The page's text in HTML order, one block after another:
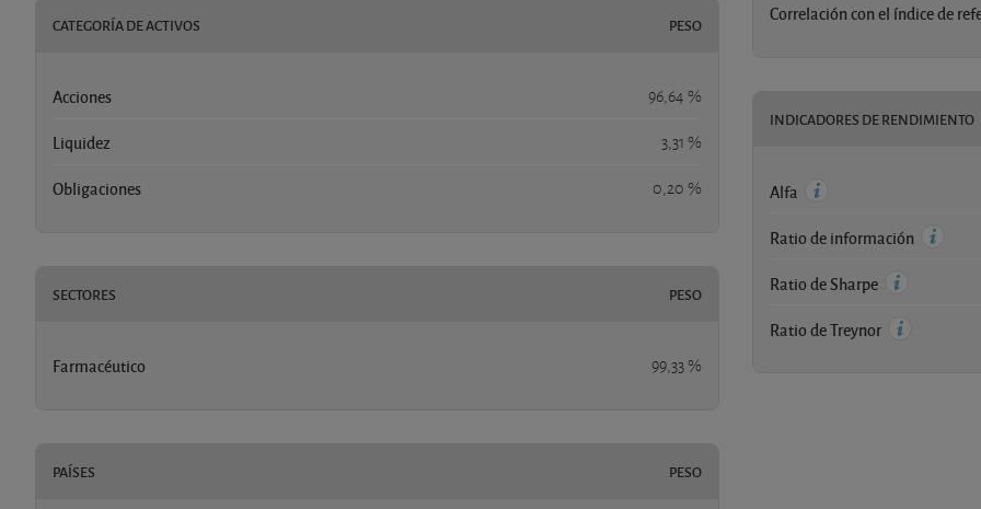
CATEGORÍA DE ACTIVOS PESO
Acciones 96,64 %
Liquidez 3,31 %
Obligaciones 0,20 %
SECTORES PESO
Farmacéutico 99,33 %
PAÍSES PESO
Correlación con el índice de
INDICADORES DE RENDIMIENTO
Alfa
Ratio de información
Ratio de Sharpe
Ratio de Treynor